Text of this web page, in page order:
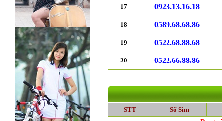
17 0923.13.16.18
18 0589.68.68.86
19 0522.68.88.68
20 0522.66.88.86
STT
Số Sim